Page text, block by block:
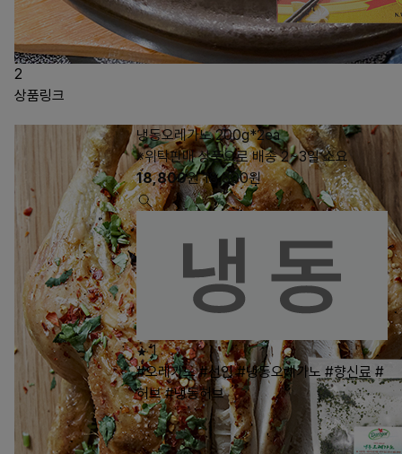
2
상품링크
냉동오레가노 200g*2ea
※위탁판매 상품으로 배송 2~3일 소요
18,800원 18,800원
1
#오레가노 #선인 #냉동오레가노 #향신료 #
허브 #냉동허브